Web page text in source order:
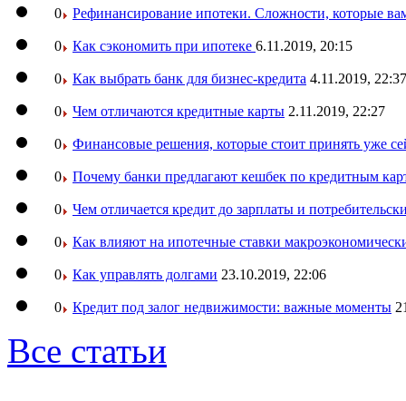
0 Рефинансирование ипотеки. Сложности, которые
0 Как сэкономить при ипотеке 6.11.2019, 20:15
0 Как выбрать банк для бизнес-кредита 4.11.2019, 22:37
0 Чем отличаются кредитные карты 2.11.2019, 22:27
0 Финансовые решения, которые стоит принять уже
0 Почему банки предлагают кешбек по кредитным
0 Чем отличается кредит до зарплаты и
0 Как влияют на ипотечные ставки
0 Как управлять долгами 23.10.2019, 22:06
0 Кредит под залог недвижимости: важные моменты
Все статьи